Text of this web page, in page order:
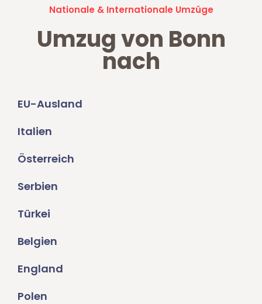
Nationale & Internationale Umzüge
Umzug von Bonn
nach
EU-Ausland
Italien
Österreich
Serbien
Türkei
Belgien
England
Polen